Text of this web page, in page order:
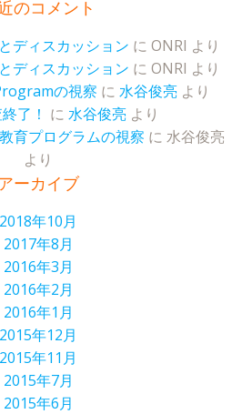
のコメント
ディスカッション に ONRI より
ディスカッション に ONRI より
の視察 に 水谷俊亮 より
了！ に 水谷俊亮より
育プログラムの視察 に 水谷俊亮
より
ーカイブ
2018年10月
2017年8月
2016年3月
2016年2月
2016年1月
2015年12月
2015年11月
2015年7月
2015年6月